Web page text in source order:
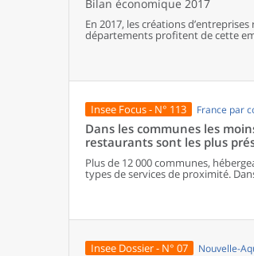
Bilan économique 2017
En 2017, les créations
départements profitent de cette
progression énergique, mais
observée depuis 2015. Les
Insee Focus - N° 113 France par
Dans les communes les
restaurants sont les plus
Plus de 12 000 communes,
types de services de proximité.
présents, suivis des services de
alimentaires, comme les
sont situés dans des communes
possèdent aucun. Elles abritent 162
Insee Dossier - N° 07 Nouvelle-